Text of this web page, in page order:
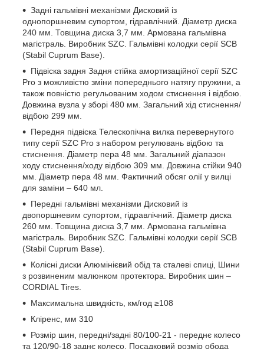
Задні гальмівні механізми Дисковий із
однопоршневим супортом, гідравлічний. Діаметр диска
240 мм. Товщина диска 3,7 мм. Армована гальмівна
магістраль. Виробник SZC. Гальмівні колодки серії SCB
(Stabil Cuprum Base).
Підвіска задня Задня стійка амортизаційної серії SZC
Pro з можливістю зміни попереднього натягу пружини, а
також повністю регульованим ходом стиснення і відбою.
Довжина вузла у зборі 480 мм. Загальний хід стиснення/
відбою 299 мм.
Передня підвіска Телескопічна вилка перевернутого
типу серії SZC Pro з набором регулювань відбою та
стиснення. Діаметр пера 48 мм. Загальний діапазон
ходу стиснення/ходу відбою 309 мм. Довжина стійки 940
мм. Діаметр пера 48 мм. Фактичний обсяг олії у вилці
для заміни – 640 мл.
Передні гальмівні механізми Дисковий із
двопоршневим супортом, гідравлічний. Діаметр диска
260 мм. Товщина диска 3,7 мм. Армована гальмівна
магістраль. Виробник SZC. Гальмівні колодки серії SCB
(Stabil Cuprum Base).
Колісні диски Алюмінієвий обід та сталеві спиці, Шини
з розвиненим малюнком протектора. Виробник шин –
CORDIAL Tires.
Максимальна швидкість, км/год ≥108
Кліренс, мм 310
Розмір шин, передні/задні 80/100-21 - переднє колесо
та 120/90-18 заднє колесо. Посадковий розмір обода